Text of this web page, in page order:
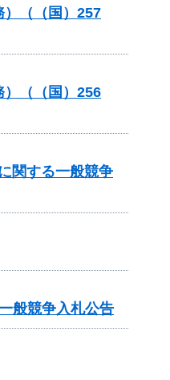
（（国）257
（（国）256
関する一般競争
般競争入札公告